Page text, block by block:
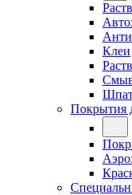
Клеи
Покрытия